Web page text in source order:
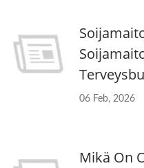
06 Feb, 2026
Mikä On